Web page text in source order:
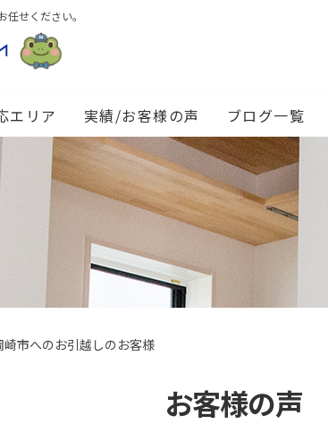
せください。
エリア 実績/お客様の声 ブログ一覧
崎市へのお引越しのお客様
お客様の声